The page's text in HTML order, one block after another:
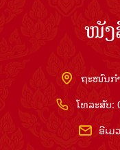
ໜັງ
ຖະໜົນກ
ໂທລະສັບ:
ອີເມ